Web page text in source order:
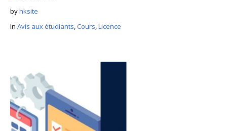
byhksite
In Avis aux étudiants,Cours,Licence